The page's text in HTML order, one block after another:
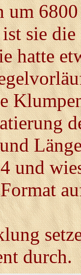
sie die
hatte
und
durch.